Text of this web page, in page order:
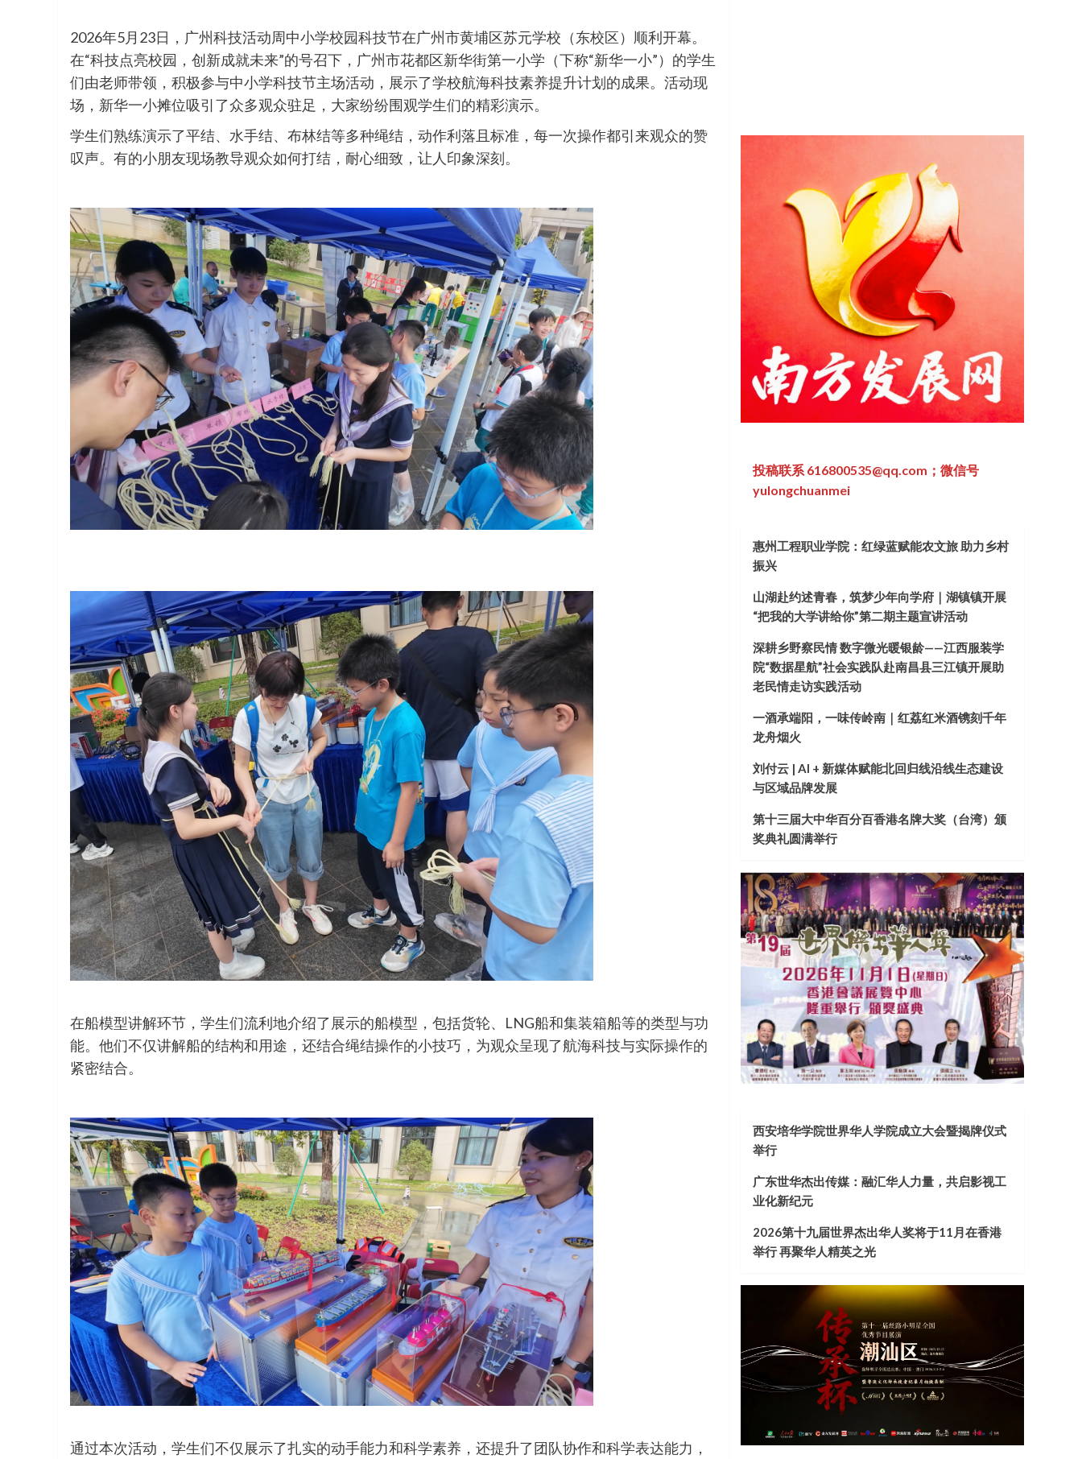
2026年5月23日，广州科技活动周中小学校园科技节在广州市黄埔区苏元学校（东校区）顺利开幕。
在“科技点亮校园，创新成就未来”的号召下，广州市花都区新华街第一小学（下称“新华一小”）的学生
们由老师带领，积极参与中小学科技节主场活动，展示了学校航海科技素养提升计划的成果。活动现
场，新华一小摊位吸引了众多观众驻足，大家纷纷围观学生们的精彩演示。
学生们熟练演示了平结、水手结、布林结等多种绳结，动作利落且标准，每一次操作都引来观众的赞
叹声。有的小朋友现场教导观众如何打结，耐心细致，让人印象深刻。
在船模型讲解环节，学生们流利地介绍了展示的船模型，包括货轮、LNG船和集装箱船等的类型与功
能。他们不仅讲解船的结构和用途，还结合绳结操作的小技巧，为观众呈现了航海科技与实际操作的
紧密结合。
通过本次活动，学生们不仅展示了扎实的动手能力和科学素养，还提升了团队协作和科学表达能力，
投稿联系 616800535@qq.com；微信号
yulongchuanmei
惠州工程职业学院：红绿蓝赋能农文旅 助力乡村
振兴
山湖赴约述青春，筑梦少年向学府｜湖镇镇开展
“把我的大学讲给你”第二期主题宣讲活动
深耕乡野察民情 数字微光暖银龄——江西服装学
院“数据星航”社会实践队赴南昌县三江镇开展助
老民情走访实践活动
一酒承端阳，一味传岭南｜红荔红米酒镌刻千年
龙舟烟火
刘付云 | AI + 新媒体赋能北回归线沿线生态建设
与区域品牌发展
第十三届大中华百分百香港名牌大奖（台湾）颁
奖典礼圆满举行
西安培华学院世界华人学院成立大会暨揭牌仪式
举行
广东世华杰出传媒：融汇华人力量，共启影视工
业化新纪元
2026第十九届世界杰出华人奖将于11月在香港
举行 再聚华人精英之光